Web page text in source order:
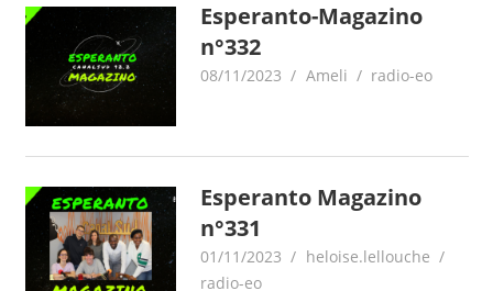
Esperanto-Magazino
n°332
08/11/2023 Ameli radio-eo
Esperanto Magazino
n°331
01/11/2023
heloise.lellouche
radio-eo